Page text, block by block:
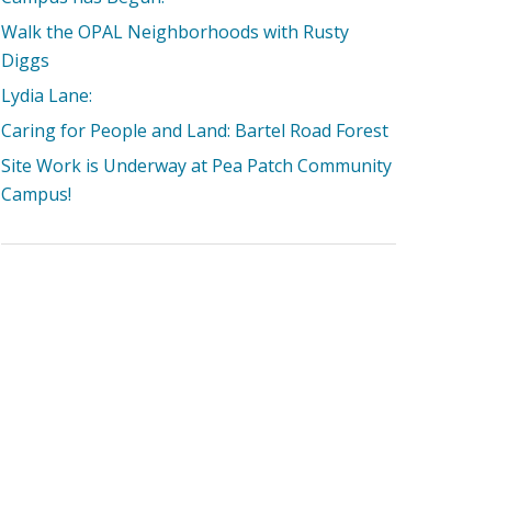
Walk the OPAL Neighborhoods with Rusty
Diggs
Lydia Lane:
Caring for People and Land: Bartel Road Forest
Site Work is Underway at Pea Patch Community
Campus!